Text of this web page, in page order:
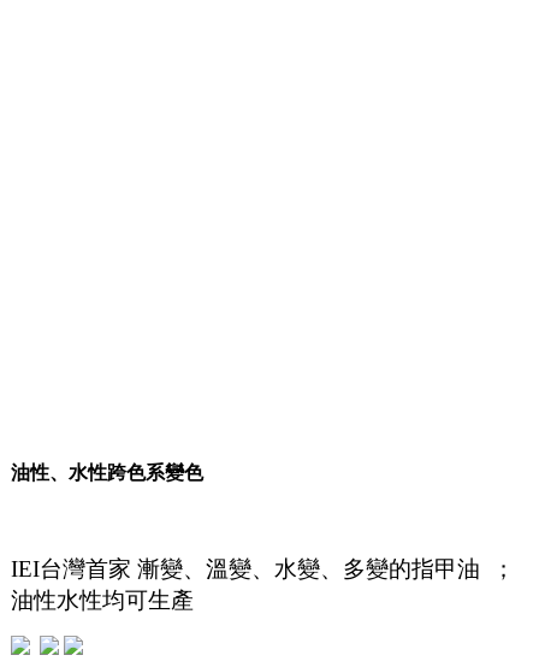
油性、水性跨色系變色
IEI台灣首家 漸變、溫變、水變、多變的指甲油 ；
油性水性均可生產